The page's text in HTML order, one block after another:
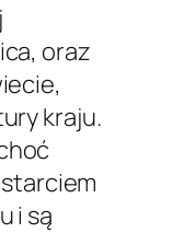
oraz
kraju.
i są